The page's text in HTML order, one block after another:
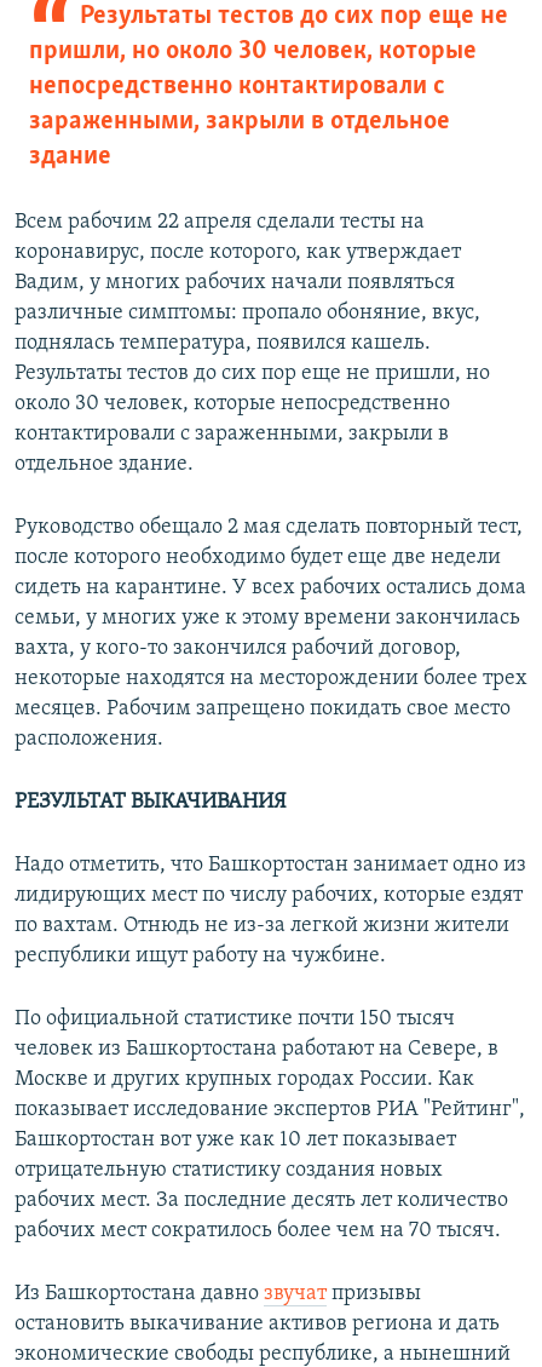
Результаты тестов до сих пор еще не
пришли, но около 30 человек, которые
непосредственно контактировали с
зараженными, закрыли в отдельное
здание
Всем рабочим 22 апреля сделали тесты на
коронавирус, после которого, как утверждает
Вадим, у многих рабочих начали появляться
различные симптомы: пропало обоняние, вкус,
поднялась температура, появился кашель.
Результаты тестов до сих пор еще не пришли, но
около 30 человек, которые непосредственно
контактировали с зараженными, закрыли в
отдельное здание.
Руководство обещало 2 мая сделать повторный тест,
после которого необходимо будет еще две недели
сидеть на карантине. У всех рабочих остались дома
семьи, у многих уже к этому времени закончилась
вахта, у кого-то закончился рабочий договор,
некоторые находятся на месторождении более трех
месяцев. Рабочим запрещено покидать свое место
расположения.
РЕЗУЛЬТАТ ВЫКАЧИВАНИЯ
Надо отметить, что Башкортостан занимает одно из
лидирующих мест по числу рабочих, которые ездят
по вахтам. Отнюдь не из-за легкой жизни жители
республики ищут работу на чужбине.
По официальной статистике почти 150 тысяч
человек из Башкортостана работают на Севере, в
Москве и других крупных городах России. Как
показывает исследование экспертов РИА "Рейтинг",
Башкортостан вот уже как 10 лет показывает
отрицательную статистику создания новых
рабочих мест. За последние десять лет количество
рабочих мест сократилось более чем на 70 тысяч.
Из Башкортостана давно звучатпризывы
остановить выкачивание активов региона и дать
экономические свободы республике, а нынешний